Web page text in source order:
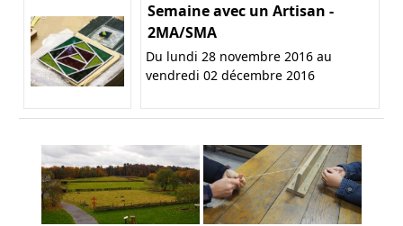
Semaine avec un Artisan -
2MA/SMA
Du lundi 28 novembre 2016 au
vendredi 02 décembre 2016